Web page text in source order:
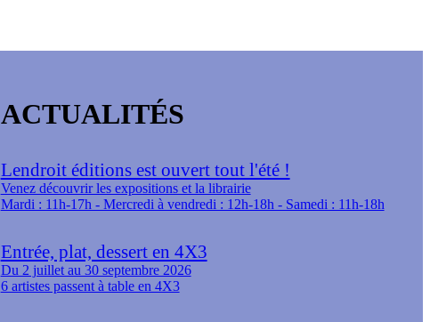
ACTUALITÉS
Lendroit éditions est ouvert tout l'été !
Venez découvrir les expositions et la librairie
Mardi : 11h-17h - Mercredi à vendredi : 12h-18h - Samedi : 11h-18h
Entrée, plat, dessert en 4X3
Du 2 juillet au 30 septembre 2026
6 artistes passent à table en 4X3